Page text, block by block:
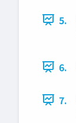
5.
6.
7.